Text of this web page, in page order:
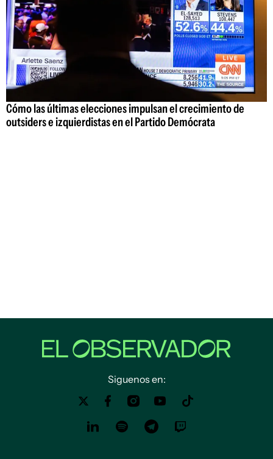
Cómo las últimas elecciones impulsan el crecimiento de
outsiders e izquierdistas en el Partido Demócrata
Siguenos en: